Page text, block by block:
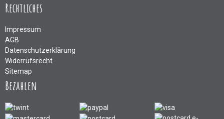
Rechtliches
Impressum
AGB
Datenschutzerklärung
Widerrufsrecht
Sitemap
Bezahlen